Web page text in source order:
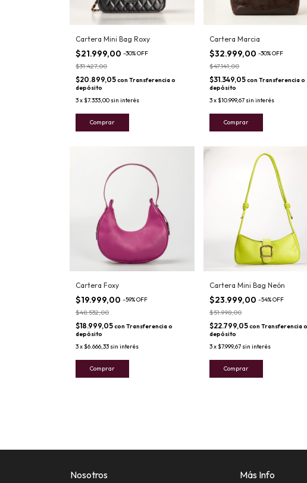
Cartera Mini Bag Roxy
$21.999,00 -30%OFF
$31.427,00
$20.899,05con Transferencia o
depósito
3x$7.333,00 sin interés
Comprar
Cartera Marcia
$32.999,00 -30%OFF
$47.141,00
$31.349,05con Transferencia o
depósito
3x$10.999,67 sin interés
Comprar
Cartera Foxy
$19.999,00 -59%OFF
$48.532,00
$18.999,05con Transferencia o
depósito
3x$6.666,33 sin interés
Comprar
Cartera Mini Bag Neón
$23.999,00 -54%OFF
$51.998,00
$22.799,05con Transferencia o
depósito
3x$7.999,67 sin interés
Comprar
Nosotros Más Info